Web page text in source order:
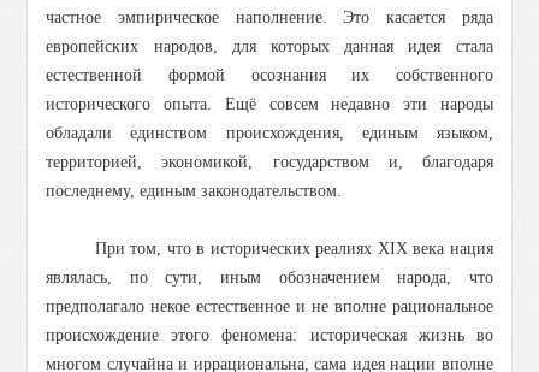
частное эмпирическое наполнение. Это касается ряда
европейских народов, для которых данная идея стала
естественной формой осознания их собственного
исторического опыта. Ещё совсем недавно эти народы
обладали единством происхождения, единым языком,
территорией, экономикой, государством и, благодаря
последнему, единым законодательством.
При том, что в исторических реалиях XIX века нация
являлась, по сути, иным обозначением народа, что
предполагало некое естественное и не вполне рациональное
происхождение этого феномена: историческая жизнь во
многом случайна и иррациональна, сама идея нации вполне